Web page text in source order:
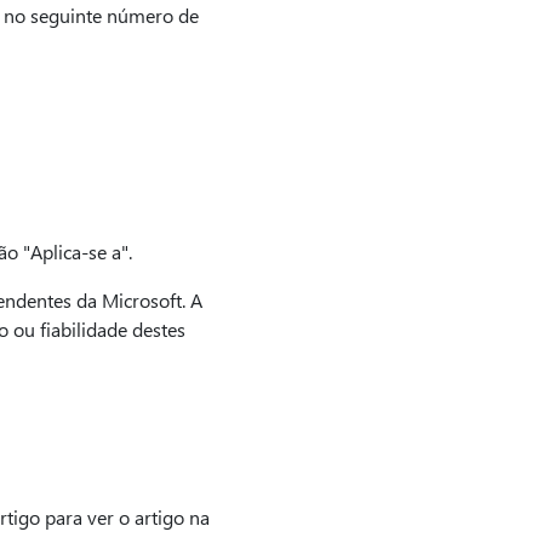
seguinte número de
"Aplica-se a".
da Microsoft. A
ou fiabilidade destes
para ver o artigo na